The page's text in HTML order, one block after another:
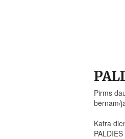
Pirms
bērnam/
Katra